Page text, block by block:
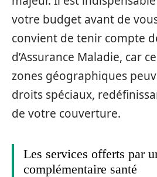
votre budget avant de
convient de tenir compte
d’Assurance Maladie, car
zones géographiques
droits spéciaux,
de votre couverture.
Les services offerts par
complémentaire santé